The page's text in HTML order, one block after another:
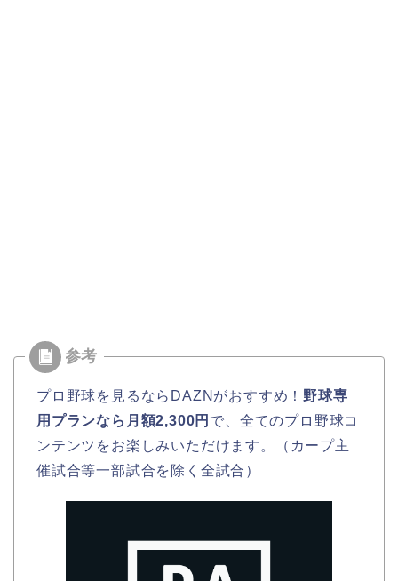
プロ野球を見るならDAZNがおすすめ！ 野球専
用プランなら月額2,300円 で、全てのプロ野球コ
ンテンツをお楽しみいただけます。（カープ主
催試合等一部試合を除く全試合）